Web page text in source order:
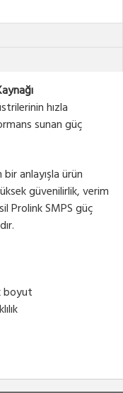
hızla
sunan güç
anlayışla ürün
güvenilirlik, verim
Prolink SMPS güç
boyut